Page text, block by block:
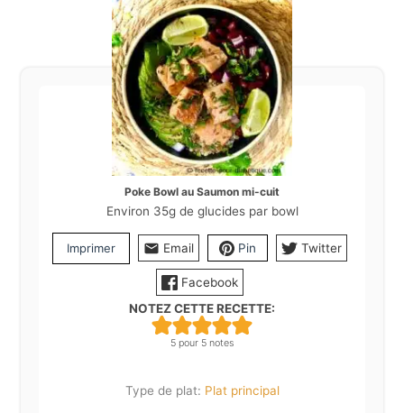
Poke Bowl au Saumon mi-cuit
Environ 35g de glucides par bowl
Imprimer Email Pin Twitter
Facebook
NOTEZ CETTE RECETTE:
5pour 5notes
Type de plat: Plat principal